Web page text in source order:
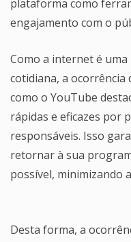
plataforma como
engajamento com o
Como a internet é uma
cotidiana, a ocorrência
como o YouTube
rápidas e eficazes por
responsáveis. Isso
retornar à sua
possível, minimizando
Desta forma, a